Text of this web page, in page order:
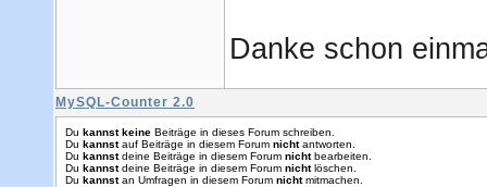
Danke schon
MySQL-Counter 2.0
Du kannst keine Beiträge in dieses Forum schreiben.
Du kannstauf Beiträge in diesem Forum nichtantworten.
Du kannstdeine Beiträge in diesem Forum nichtbearbeiten.
Du kannstdeine Beiträge in diesem Forum nichtlöschen.
Du kannstan Umfragen in diesem Forum nichtmitmachen.